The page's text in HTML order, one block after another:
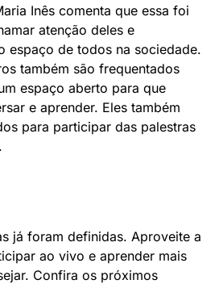
Inês comenta que essa foi
atenção deles e
espaço de todos na sociedade.
também são frequentados
espaço aberto para que
e aprender. Eles também
para participar das palestras
já foram definidas. Aproveite a
ao vivo e aprender mais
Confira os próximos